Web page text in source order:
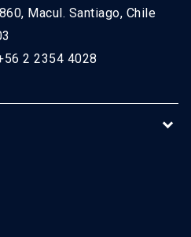
Macul. Santiago, Chile
2 2354 4028